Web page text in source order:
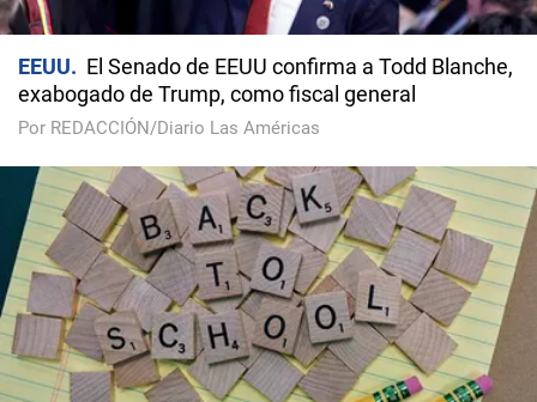
EEUU
El Senado de EEUU confirma a Todd Blanche,
exabogado de Trump, como fiscal general
Por REDACCIÓN/Diario Las Américas